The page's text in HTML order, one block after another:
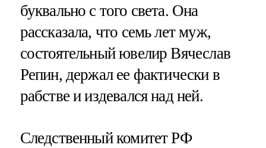
буквально с того света. Она
рассказала, что семь лет муж,
состоятельный ювелир Вячеслав
Репин, держал ее фактически в
рабстве и издевался над ней.
Следственный комитет РФ